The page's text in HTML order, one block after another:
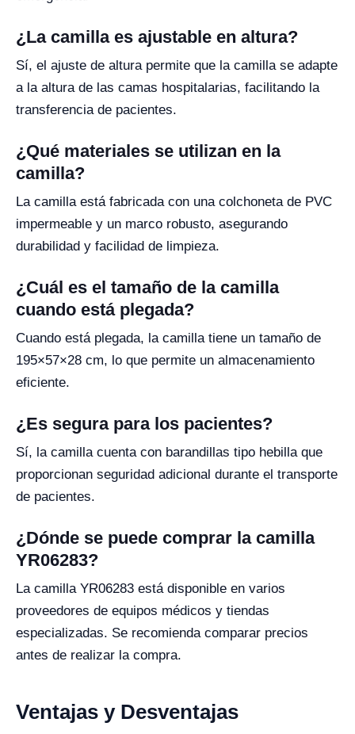
¿La camilla es ajustable en altura?
Sí, el ajuste de altura permite que la camilla se adapte
a la altura de las camas hospitalarias, facilitando la
transferencia de pacientes.
¿Qué materiales se utilizan en la
camilla?
La camilla está fabricada con una colchoneta de PVC
impermeable y un marco robusto, asegurando
durabilidad y facilidad de limpieza.
¿Cuál es el tamaño de la camilla
cuando está plegada?
Cuando está plegada, la camilla tiene un tamaño de
195×57×28 cm, lo que permite un almacenamiento
eficiente.
¿Es segura para los pacientes?
Sí, la camilla cuenta con barandillas tipo hebilla que
proporcionan seguridad adicional durante el transporte
de pacientes.
¿Dónde se puede comprar la camilla
YR06283?
La camilla YR06283 está disponible en varios
proveedores de equipos médicos y tiendas
especializadas. Se recomienda comparar precios
antes de realizar la compra.
Ventajas y Desventajas